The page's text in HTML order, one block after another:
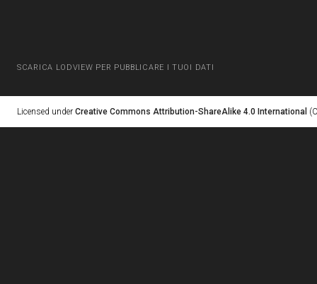
SCARICA LODVIEW PER PUBBLICARE I TUOI DATI
Licensed under Creative Commons Attribution-ShareAlike 4.0 International